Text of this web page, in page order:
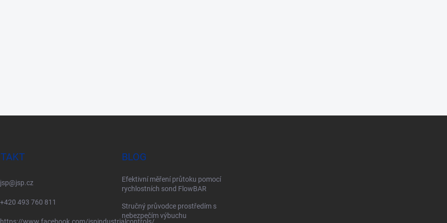
jsp@jsp.cz
+420 493 760 811
BLOG
Efektivní měření průtoku pomocí
rychlostních sond FlowBAR
Stručný průvodce prostředím s
nebezpečím výbuchu